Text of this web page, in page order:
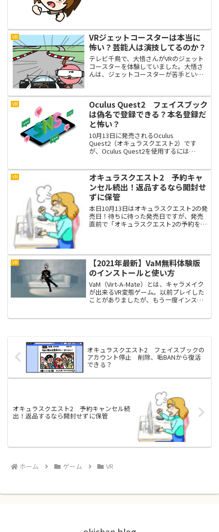
VR
VRジェットコースターは本当に
怖い？芸能人は演技してるのか？
テレビ千鳥で、大悟さんがVRのジェット
コースターを体験していました。大悟さ
んは、ジェットコースターが苦手という
したことがない方にとって、「VRのジェ
ットコースターが...
VR
Oculus Quest2 フェイスブック
は偽名で登録できる？本名登録だ
と怖い？
10月13日に発売されるOculus
Quest2（オキュラスクエスト2）です
が、Oculus Quest2を使用するには
本ではあまり流行っていませんが、海外
で...
VR
オキュラスクエスト2 予約キャ
ンセル続出！返品するなら開封せ
ずに保管
本日10月13日はオキュラスクエスト2の発
売日！待ちに待った発売日ですが、発売
直前で「オキュラスクエスト2の予約をキ
がなければ、オ...
VR
【2021年最新】VaM無料体験版
のインストールと使い方
VaM（Virt-A-Mate）とは、キャラメイク
が出来るVR変態ゲーム。以前プレイした
ことがありましたが、もう一度インスト
オキュラスクエスト2 フェイスブックの
アカウント停止 削除、垢BANから復活
できる？
オキュラスクエスト2 予約キャンセル続
出！返品するなら開封せずに保管
ホーム ゲーム VR